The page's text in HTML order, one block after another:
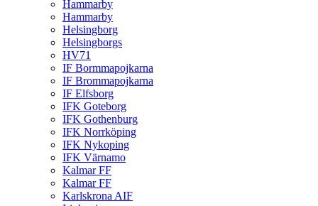
Hammarby
Hammarby
Helsingborg
Helsingborgs
HV71
IF Bormmapojkarna
IF Brommapojkarna
IF Elfsborg
IFK Goteborg
IFK Gothenburg
IFK Norrköping
IFK Nykoping
IFK Värnamo
Kalmar FF
Kalmar FF
Karlskrona AIF